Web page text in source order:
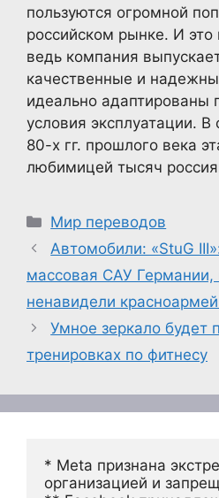
пользуются огромной
российском рынке. И это
ведь компания
качественные и
идеально адаптированы
условия эксплуатации. В
80-х гг. прошлого века
любимицей тысяч
Рубрики
Мир переводов
Автомобили: «StuG
массовая САУ Германии,
ненавидели
Умное зеркало будет
тренировках по фитнесу
* Meta признана
организацией и